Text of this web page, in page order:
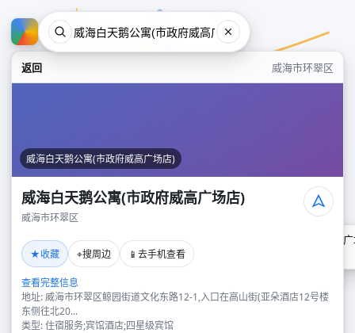
返回 威海市环翠区
威海白天鹅公寓(市政府威高广场店)
威海白天鹅公寓(市政府威高广场店)
威海市环翠区
★收藏 ⌖搜周边 📱 去手机查看
查看完整信息
地址: 威海市环翠区鲸园街道文化东路12-1,入口在高山街(亚朵酒店12号楼
东侧往北20...
类型: 住宿服务;宾馆酒店;四星级宾馆
威海白天鹅公寓(市政府威高